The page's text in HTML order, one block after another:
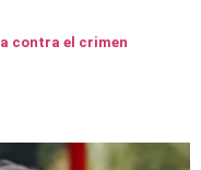
contra el crimen